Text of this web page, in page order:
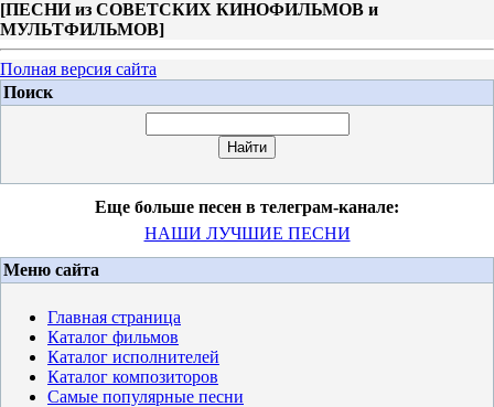
[ПЕСНИ из СОВЕТСКИХ КИНОФИЛЬМОВ и
МУЛЬТФИЛЬМОВ]
Полная версия сайта
Поиск
Еще больше песен в телеграм-канале:
НАШИ ЛУЧШИЕ ПЕСНИ
Меню сайта
Главная страница
Каталог фильмов
Каталог исполнителей
Каталог композиторов
Самые популярные песни